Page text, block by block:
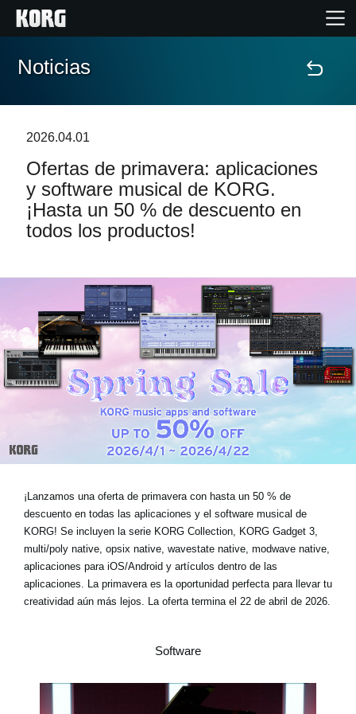
Inicio
Características
Eventos
Localizador de Tiendas
Noticias
Ubicación
Redes Sociales
Noticias
2026.04.01
Ofertas de primavera: aplicaciones
y software musical de KORG.
¡Hasta un 50 % de descuento en
todos los productos!
¡Lanzamos una oferta de primavera con hasta un 50 % de
descuento en todas las aplicaciones y el software musical de
KORG! Se incluyen la serie KORG Collection, KORG Gadget 3,
multi/poly native, opsix native, wavestate native, modwave native,
aplicaciones para iOS/Android y artículos dentro de las
aplicaciones. La primavera es la oportunidad perfecta para llevar tu
creatividad aún más lejos. La oferta termina el 22 de abril de 2026.
Software